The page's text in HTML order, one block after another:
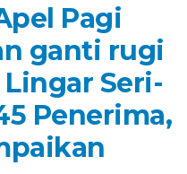
Pagi
ganti rugi
Seri-
Penerima,